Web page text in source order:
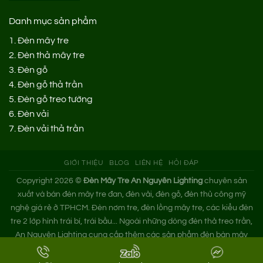
Danh mục sản phẩm
1. Đèn mây tre
2. Đèn thả mây tre
3. Đèn gỗ
4. Đèn gỗ thả trần
5. Đèn gỗ treo tường
6. Đèn vải
7. Đèn vải thả trần
GIỚI THIỆU BLOG LIÊN HỆ HỎI ĐÁP
Copyright 2026 © Đèn Mây Tre An Nguyên Lightingchuyên sản
xuất và bán đèn mây tre đan, đèn vải, đèn gỗ, đèn thủ công mỹ
nghệ giá rẻ ở TPHCM. Đèn nơm tre, đèn lồng mây tre, các kiểu đèn
tre 2 lớp hình trái bí, trái bầu... Ngoài những dòng đèn thả treo trần,
An Nguyên Lighting cung cấp thêm các sản phẩm đèn bàn mây
tre. Nếu bạn cần tìm xưởng đèn mây tre trang trí hoặc mua đèn tre